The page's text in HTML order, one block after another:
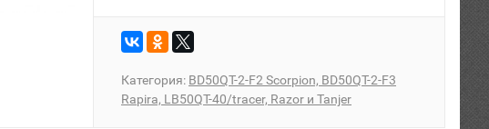
Категория: BD50QT-2-F2 Scorpion, BD50QT-2-F3
Rapira, LB50QT-40/tracer, Razor и Tanjer